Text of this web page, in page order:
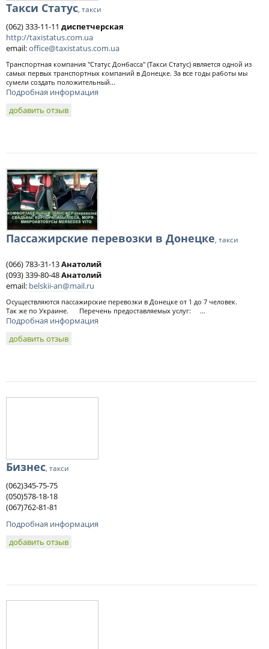
Такси Статус, такси
(062) 333-11-11 диспетчерская
http://taxistatus.com.ua
email:office@taxistatus.com.ua
Транспортная компания "Статус Донбасса" (Такси Статус) является одной из
самых первых транспортных компаний в Донецке. За все годы работы мы
сумели создать положительный...
Подробная информация
добавить отзыв
Пассажирские перевозки в Донецке, такси
(066) 783-31-13Анатолий
(093) 339-80-48Анатолий
email: belskii-an@mail.ru
Осуществляются пассажирские перевозки в Донецке от 1 до 7 человек.
Так же по Украине. Перечень предоставляемых услуг: ...
Подробная информация
добавить отзыв
Бизнес, такси
(062)345-75-75
(050)578-18-18
(067)762-81-81
Подробная информация
добавить отзыв